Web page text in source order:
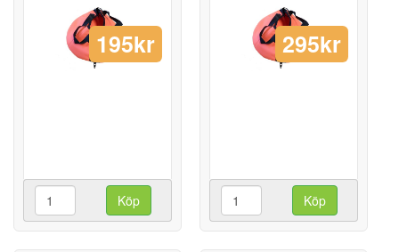
195kr
Köp
295kr
Köp